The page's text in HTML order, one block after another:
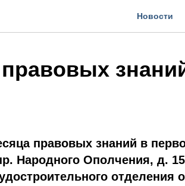
Новости
правовых знаний в
Народного Ополчения, д.
отделения